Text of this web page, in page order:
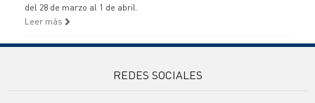
del 28 de marzo al 1 de abril.
Leer más
REDES SOCIALES